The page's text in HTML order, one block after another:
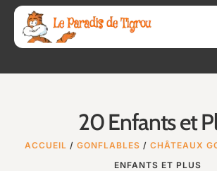
20 Enfants et
ACCUEIL / GONFLABLES / CHÂTEAUX
ENFANTS ET PLUS